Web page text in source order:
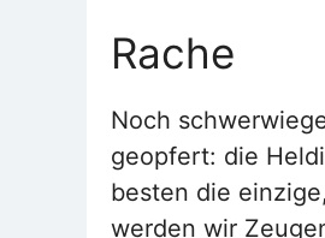
Rache
Noch
geopfert: die
besten die
werden wir